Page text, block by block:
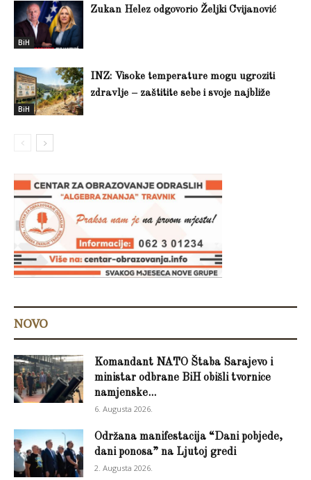
BiH
Zukan Helez odgovorio Željki Cvijanović
BiH
INZ: Visoke temperature mogu ugroziti
zdravlje – zaštitite sebe i svoje najbliže
NOVO
Komandant NATO Štaba Sarajevo i
ministar odbrane BiH obišli tvornice
namjenske...
6. Augusta 2026.
Održana manifestacija “Dani pobjede,
dani ponosa” na Ljutoj gredi
2. Augusta 2026.